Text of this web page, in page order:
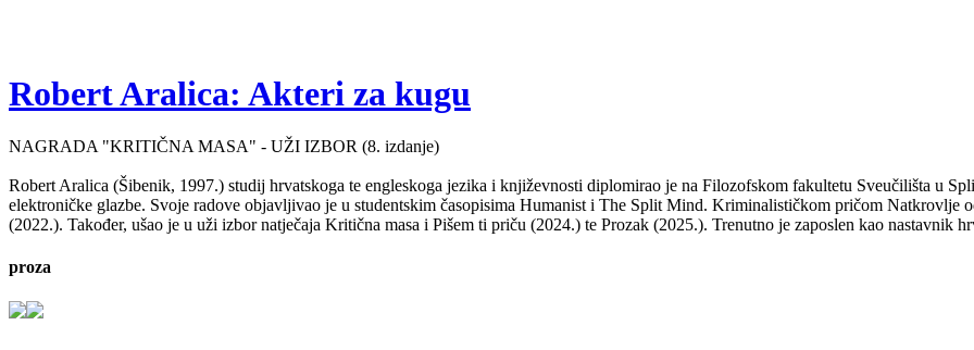
Robert Aralica: Akteri za kugu
NAGRADA "KRITIČNA MASA" - UŽI IZBOR (8. izdanje)
Robert Aralica (Šibenik, 1997.) studij hrvatskoga te engleskoga jezika i književnosti diplomirao je na Filozofskom fakultetu Sveučilišta u
elektroničke glazbe. Svoje radove objavljivao je u studentskim časopisima Humanist i The Split Mind. Kriminalističkom pričom Natkrovlje
(2022.). Također, ušao je u uži izbor natječaja Kritična masa i Pišem ti priču (2024.) te Prozak (2025.). Trenutno je zaposlen kao nastavnik
proza